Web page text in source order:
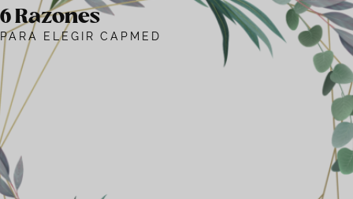
6 Razones
PARA ELEGIR CAPMED